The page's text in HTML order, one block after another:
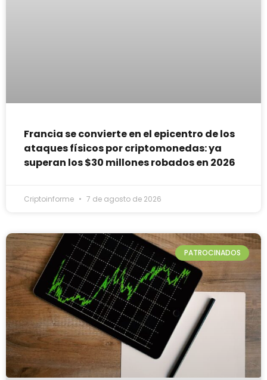
Francia se convierte en el epicentro de los
ataques físicos por criptomonedas: ya
superan los $30 millones robados en 2026
Criptoinforme 7 de agosto de 2026
PATROCINADOS